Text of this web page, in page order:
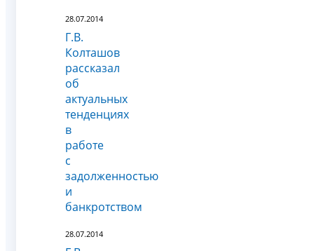
28.07.2014
Г.В.
Колташов
рассказал
об
актуальных
тенденциях
в
работе
с
задолженностью
и
банкротством
28.07.2014